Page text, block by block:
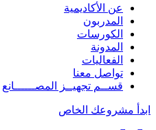
عن الأكاديمية
المدربون
الكورسات
المدونة
الفعاليات
تواصل معنا
قســم تجهيــز المصــــــانع
ابدأ مشروعك الخاص